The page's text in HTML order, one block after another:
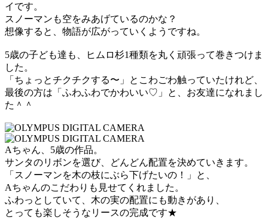
イです。
スノーマンも空をみあげているのかな？
想像すると、物語が広がっていくようですね。
5歳の子ども達も、ヒムロ杉1種類を丸く頑張って巻きつけま
した。
「ちょっとチクチクする〜」とこわごわ触っていたけれど、
最後の方は「ふわふわでかわいい♡」と、お友達になれまし
た＾＾
Aちゃん、5歳の作品。
サンタのリボンを選び、どんどん配置を決めていきます。
「スノーマンを木の枝にぶら下げたいの！」と、
Aちゃんのこだわりも見せてくれました。
ふわっとしていて、木の実の配置にも動きがあり、
とっても楽しそうなリースの完成です★